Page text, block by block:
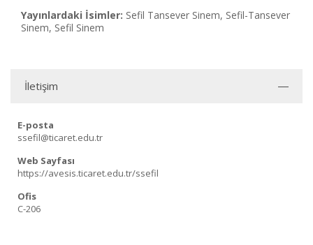
Yayınlardaki İsimler: Sefil Tansever Sinem, Sefil-Tansever
Sinem, Sefil Sinem
İletişim
E-posta
ssefil@ticaret.edu.tr
Web Sayfası
https://avesis.ticaret.edu.tr/ssefil
Ofis
C-206